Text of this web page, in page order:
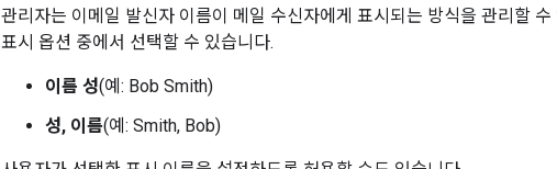
관리자는 이메일 발신자 이름이 메일 수신자에게 표시되는 방식을 관리할
표시 옵션 중에서 선택할 수 있습니다.
이름 성(예: Bob Smith)
성, 이름(예: Smith, Bob)